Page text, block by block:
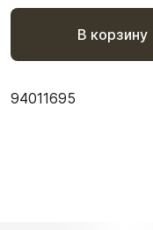
В корзину
94011695